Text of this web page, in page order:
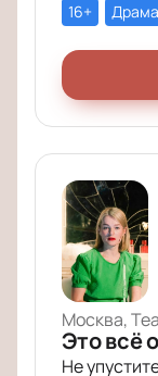
16+ Драма
Москва,
Это всё